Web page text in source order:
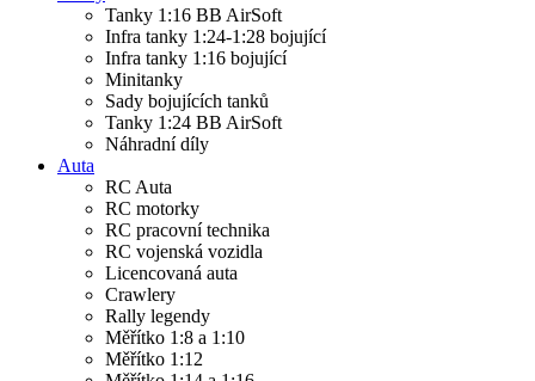
Tanky 1:16 BB AirSoft
Infra tanky 1:24-1:28 bojující
Infra tanky 1:16 bojující
Minitanky
Sady bojujících tanků
Tanky 1:24 BB AirSoft
Náhradní díly
Auta
RC Auta
RC motorky
RC pracovní technika
RC vojenská vozidla
Licencovaná auta
Crawlery
Rally legendy
Měřítko 1:8 a 1:10
Měřítko 1:12